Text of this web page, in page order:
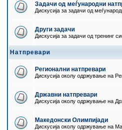
Задачи од меѓународни
Дискусија за задачи од
Други задачи
Дискусија за задачи од тренинг
Натпревари
Регионални натпревари
Дискусија околу одржување на
Државни натпревари
Дискусија околу одржување на
Македонски Олимпијади
Дискусија околу одржување на